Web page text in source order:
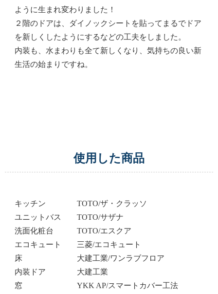
ように生まれ変わりました！
２階のドアは、ダイノックシートを貼ってまるでドア
を新しくしたようにするなどの工夫をしました。
内装も、水まわりも全て新しくなり、気持ちの良い新
生活の始まりですね。
使用した商品
キッチン TOTO/ザ・クラッソ
ユニットバス TOTO/サザナ
洗面化粧台 TOTO/エスクア
エコキュート 三菱/エコキュート
床 大建工業/ワンラブフロア
内装ドア 大建工業
窓 YKK AP/スマートカバー工法